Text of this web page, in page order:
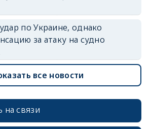
по Украине, однако
за атаку на судно
все новости
на связи